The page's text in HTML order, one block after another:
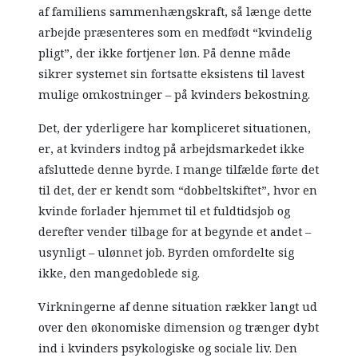
af familiens sammenhængskraft, så længe dette
arbejde præsenteres som en medfødt “kvindelig
pligt”, der ikke fortjener løn. På denne måde
sikrer systemet sin fortsatte eksistens til lavest
mulige omkostninger – på kvinders bekostning.
Det, der yderligere har kompliceret situationen,
er, at kvinders indtog på arbejdsmarkedet ikke
afsluttede denne byrde. I mange tilfælde førte det
til det, der er kendt som “dobbeltskiftet”, hvor en
kvinde forlader hjemmet til et fuldtidsjob og
derefter vender tilbage for at begynde et andet –
usynligt – ulønnet job. Byrden omfordelte sig
ikke, den mangedoblede sig.
Virkningerne af denne situation rækker langt ud
over den økonomiske dimension og trænger dybt
ind i kvinders psykologiske og sociale liv. Den